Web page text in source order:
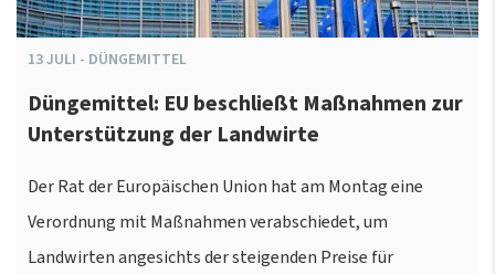
13JULI - DÜNGEMITTEL
Düngemittel: EU beschließt Maßnahmen zur
Unterstützung der Landwirte
Der Rat der Europäischen Union hat am Montag eine
Verordnung mit Maßnahmen verabschiedet, um
Landwirten angesichts der steigenden Preise für